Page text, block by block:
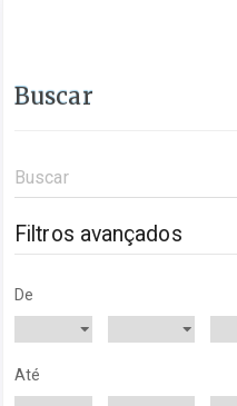
Buscar
Pesquisar
termo
Filtros avançados
De
Até